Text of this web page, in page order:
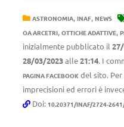
ASTRONOMIA, INAF, NEWS
OA ARCETRI, OTTICHE ADATTIVE,
inizialmente pubblicato il
28/03/2023alle21:14. I
PAGINA FACEBOOK del sito.
imprecisioni ed errori è
Doi: 10.20371/INAF/2724-